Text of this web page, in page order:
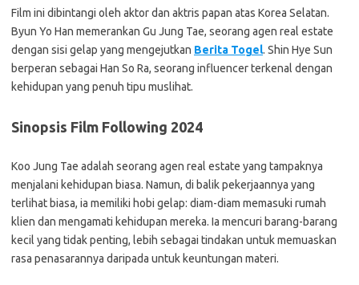
Film ini dibintangi oleh aktor dan aktris papan atas Korea Selatan.
Byun Yo Han memerankan Gu Jung Tae, seorang agen real estate
dengan sisi gelap yang mengejutkan Berita Togel. Shin Hye Sun
berperan sebagai Han So Ra, seorang influencer terkenal dengan
kehidupan yang penuh tipu muslihat.
Sinopsis Film Following 2024
Koo Jung Tae adalah seorang agen real estate yang tampaknya
menjalani kehidupan biasa. Namun, di balik pekerjaannya yang
terlihat biasa, ia memiliki hobi gelap: diam-diam memasuki rumah
klien dan mengamati kehidupan mereka. Ia mencuri barang-barang
kecil yang tidak penting, lebih sebagai tindakan untuk memuaskan
rasa penasarannya daripada untuk keuntungan materi.